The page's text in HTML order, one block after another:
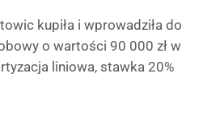
kupiła i wprowadziła do
o wartości 90 000 zł w
liniowa, stawka 20%